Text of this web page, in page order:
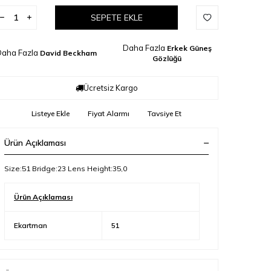
SEPETE EKLE
Fazla David Beckham
Daha Fazla Erkek Güneş
Gözlüğü
Ücretsiz Kargo
Listeye Ekle Fiyat Alarmı Tavsiye Et
Ürün Açıklaması
Size:51 Bridge:23 Lens Height:35,0
Ürün Açıklaması
Ekartman 51